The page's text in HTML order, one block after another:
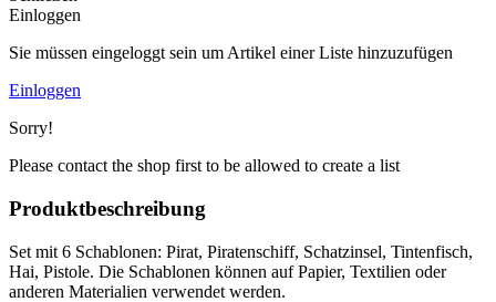
Einloggen
Sie müssen eingeloggt sein um Artikel einer Liste hinzuzufügen
Einloggen
Sorry!
Please contact the shop first to be allowed to create a list
Produktbeschreibung
Set mit 6 Schablonen: Pirat, Piratenschiff, Schatzinsel, Tintenfisch,
Hai, Pistole. Die Schablonen können auf Papier, Textilien oder
anderen Materialien verwendet werden.